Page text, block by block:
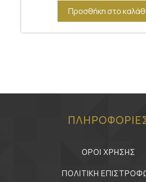
Προσθήκη στο
ΟΡΟΙ ΧΡΗΣΗΣ
ΠΟΛΙΤΙΚΗ